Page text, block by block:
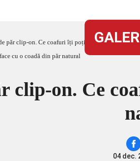
păr clip-on. Ce coafuri îți poți face cu o coadă din
clip-on. Ce
04 dec.